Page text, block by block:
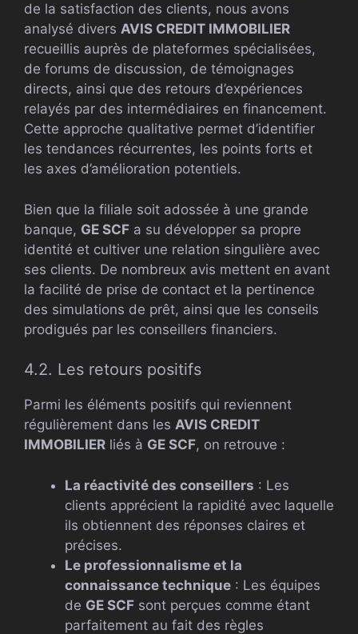
de la satisfaction des clients, nous avons
analysé divers AVIS CREDIT IMMOBILIER
recueillis auprès de plateformes spécialisées,
de forums de discussion, de témoignages
directs, ainsi que des retours d’expériences
relayés par des intermédiaires en financement.
Cette approche qualitative permet d’identifier
les tendances récurrentes, les points forts et
les axes d’amélioration potentiels.
Bien que la filiale soit adossée à une grande
banque, GE SCF a su développer sa propre
identité et cultiver une relation singulière avec
ses clients. De nombreux avis mettent en avant
la facilité de prise de contact et la pertinence
des simulations de prêt, ainsi que les conseils
prodigués par les conseillers financiers.
4.2. Les retours positifs
Parmi les éléments positifs qui reviennent
régulièrement dans les AVIS CREDIT
IMMOBILIER liés à GE SCF, on retrouve :
La réactivité des conseillers : Les
clients apprécient la rapidité avec laquelle
ils obtiennent des réponses claires et
précises.
Le professionnalisme et la
connaissance technique : Les équipes
de GE SCF sont perçues comme étant
parfaitement au fait des règles